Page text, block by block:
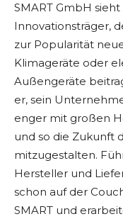
SMART GmbH
Innovationsträger,
zur Popularität
Klimageräte oder
Außengeräte
er, sein
enger mit großen
und so die Zukunft
mitzugestalten.
Hersteller und
schon auf der
SMART und